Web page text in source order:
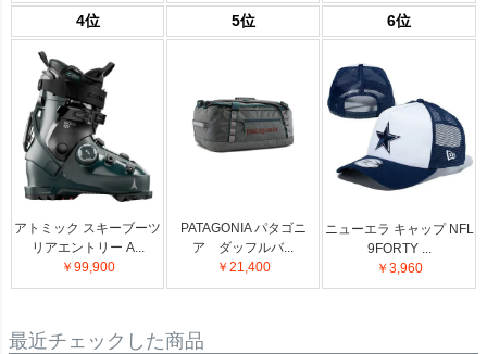
4位 5位 6位
アトミック スキーブーツ
リアエントリー A...
￥99,900
PATAGONIA パタゴニ
ア ダッフルバ...
￥21,400
ニューエラ キャップ NFL
9FORTY ...
￥3,960
最近チェックした商品